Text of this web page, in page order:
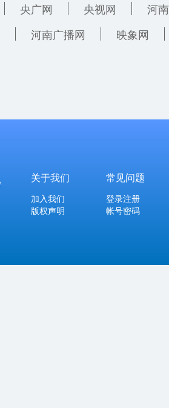
央广网 央视网
河
河南广播网 映象网
关于我们
加入我们
版权声明
常见问题
登录注册
帐号密码